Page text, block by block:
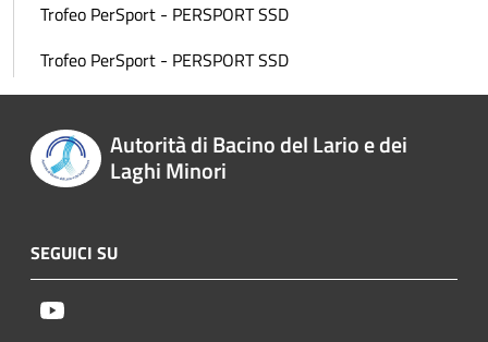
Trofeo PerSport - PERSPORT SSD
Trofeo PerSport - PERSPORT SSD
Autorità di Bacino del Lario e dei
Laghi Minori
SEGUICI SU